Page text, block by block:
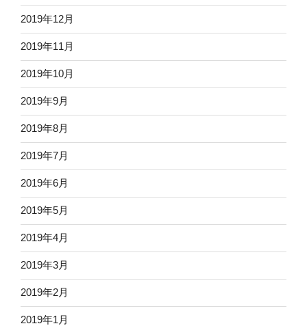
2019年12月
2019年11月
2019年10月
2019年9月
2019年8月
2019年7月
2019年6月
2019年5月
2019年4月
2019年3月
2019年2月
2019年1月